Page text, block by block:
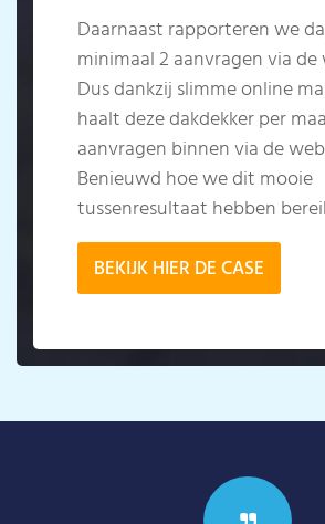
Daarnaast rapporteren we
minimaal 2 aanvragen via de
Dus dankzij slimme online
haalt deze dakdekker per
aanvragen binnen via de
Benieuwd hoe we dit mooie
tussenresultaat hebben
BEKIJK HIER DE CASE